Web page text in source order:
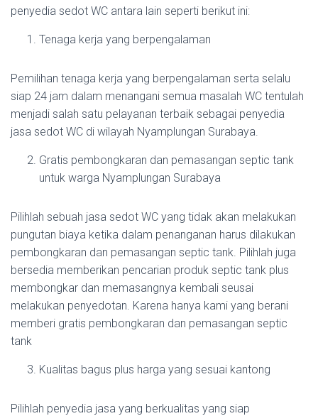
penyedia sedot WC antara lain seperti berikut ini:
Tenaga kerja yang berpengalaman
Pemilihan tenaga kerja yang berpengalaman serta selalu
siap 24 jam dalam menangani semua masalah WC tentulah
menjadi salah satu pelayanan terbaik sebagai penyedia
jasa sedot WC di wilayah Nyamplungan Surabaya.
Gratis pembongkaran dan pemasangan septic tank
untuk warga Nyamplungan Surabaya
Pilihlah sebuah jasa sedot WC yang tidak akan melakukan
pungutan biaya ketika dalam penanganan harus dilakukan
pembongkaran dan pemasangan septic tank. Pilihlah juga
bersedia memberikan pencarian produk septic tank plus
membongkar dan memasangnya kembali seusai
melakukan penyedotan. Karena hanya kami yang berani
memberi gratis pembongkaran dan pemasangan septic
tank
Kualitas bagus plus harga yang sesuai kantong
Pilihlah penyedia jasa yang berkualitas yang siap